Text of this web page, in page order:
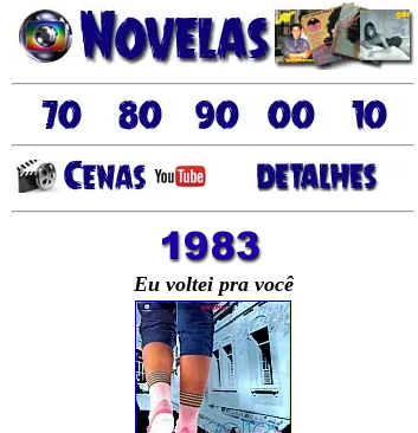
Eu voltei pra você